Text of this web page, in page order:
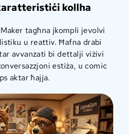
kollha
tagħna jkompli jevolvi
u reattiv. Ħafna drabi
avvanzati bi dettalji viżivi
estiża, u comic
aktar ħajja.